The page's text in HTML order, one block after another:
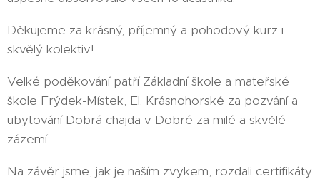
Děkujeme za krásný, příjemný a pohodový kurz i
skvělý kolektiv!
Velké poděkování patří Základní škole a mateřské
škole Frýdek-Místek, El. Krásnohorské za pozvání a
ubytování Dobrá chajda v Dobré za milé a skvělé
zázemí.
Na závěr jsme, jak je naším zvykem, rozdali certifikáty